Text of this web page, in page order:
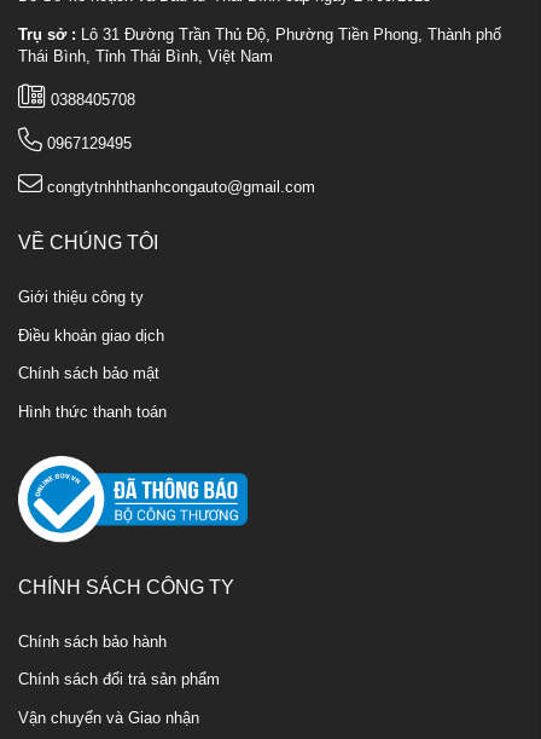
Trụ sở : Lô 31 Đường Trần Thủ Độ, Phường Tiền Phong, Thành phố
Thái Bình, Tỉnh Thái Bình, Việt Nam
0388405708
0967129495
congtytnhhthanhcongauto@gmail.com
VỀ CHÚNG TÔI
Giới thiệu công ty
Điều khoản giao dịch
Chính sách bảo mật
Hình thức thanh toán
CHÍNH SÁCH CÔNG TY
Chính sách bảo hành
Chính sách đổi trả sản phẩm
Vận chuyển và Giao nhận